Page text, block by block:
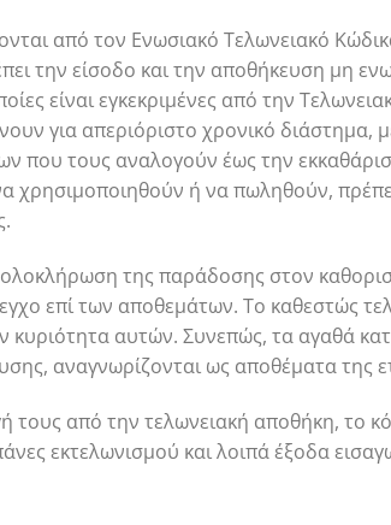
από τον Ενωσιακό Τελωνειακό
την είσοδο και την αποθήκευση μη
είναι εγκεκριμένες από την
για απεριόριστο χρονικό διάστημα,
που τους αναλογούν έως την
χρησιμοποιηθούν ή να πωληθούν,
της παράδοσης στον
επί των αποθεμάτων. Το καθεστώς
κυριότητα αυτών. Συνεπώς, τα αγαθά
αναγνωρίζονται ως αποθέματα της
τους από την τελωνειακή αποθήκη, το
εκτελωνισμού και λοιπά έξοδα